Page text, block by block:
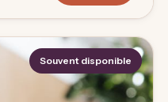
Souvent disponible